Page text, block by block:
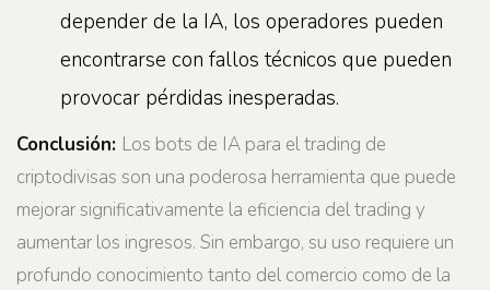
depender de la IA, los operadores pueden
encontrarse con fallos técnicos que pueden
provocar pérdidas inesperadas.
Conclusión: Los bots de IA para el trading de
criptodivisas son una poderosa herramienta que puede
mejorar significativamente la eficiencia del trading y
aumentar los ingresos. Sin embargo, su uso requiere un
profundo conocimiento tanto del comercio como de la